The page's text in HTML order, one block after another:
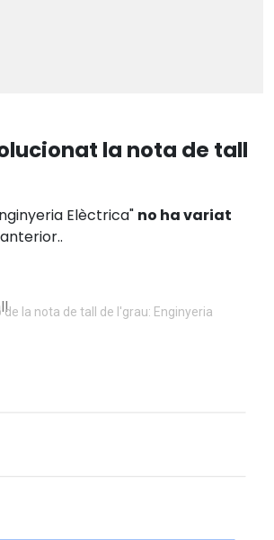
la nota de tall
Elèctrica" no ha variat
la nota de tall de l'grau: Enginyeria